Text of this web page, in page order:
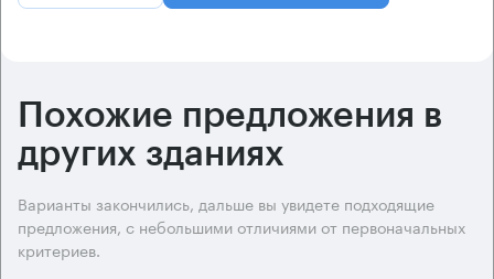
Похожие предложения в
других зданиях
Варианты закончились, дальше вы увидете подходящие
предложения, с небольшими отличиями от первоначальных
критериев.